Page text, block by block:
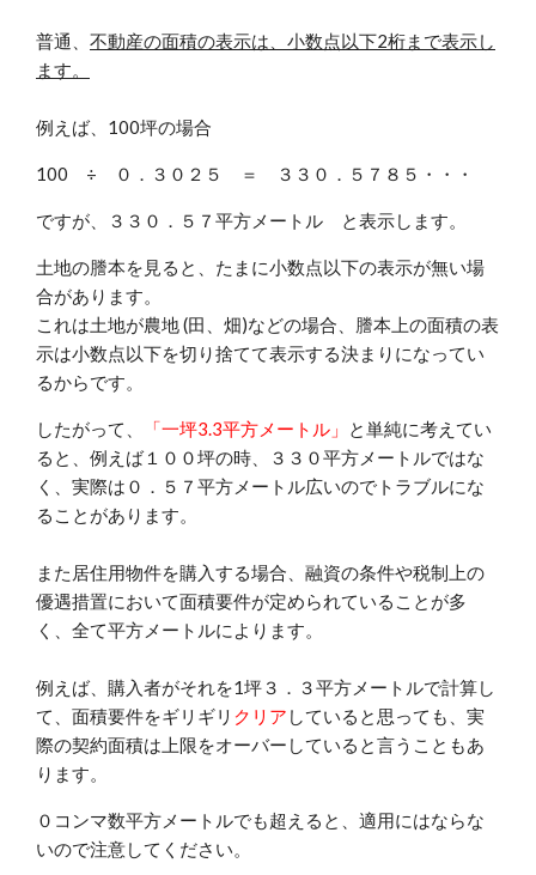
普通、 不動産の面積の表示は、小数点以下2桁まで表示し
ます。
例えば、100坪の場合
100 ÷ ０．３０２５ ＝ ３３０．５７８５・・・
ですが、３３０．５７平方メートル と表示します。
土地の謄本を見ると、たまに小数点以下の表示が無い場
合があります。
これは土地が農地 (田、畑)などの場合、謄本上の面積の表
示は小数点以下を切り捨てて表示する決まりになってい
るからです。
したがって、 「一坪3.3平方メートル」
と単純に考えてい
ると、例えば１００坪の時、３３０平方メートルではな
く、実際は０．５７平方メートル広いのでトラブルにな
ることがあります。
また居住用物件を購入する場合、融資の条件や税制上の
優遇措置において面積要件が定められていることが多
く、全て平方メートルによります。
例えば、購入者がそれを1坪３．３平方メートルで計算し
て、面積要件をギリギリ クリア していると思っても、実
際の契約面積は上限をオーバーしていると言うこともあ
ります。
０コンマ数平方メートルでも超えると、適用にはならな
いので注意してください。